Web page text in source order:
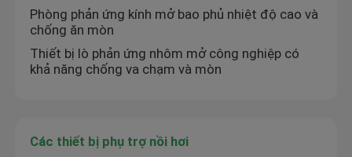
Phòng phản ứng kính mở bao phủ nhiệt độ cao và
chống ăn mòn
Thiết bị lò phản ứng nhôm mở công nghiệp có
khả năng chống va chạm và mòn
Các thiết bị phụ trợ nồi hơi